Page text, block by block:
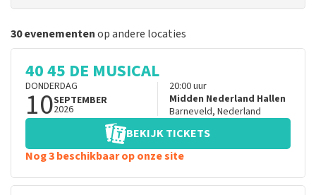
30 evenementenop andere locaties
40 45 DE MUSICAL
DONDERDAG
10SEPTEMBER
2026
20:00uur
Midden Nederland Hallen
Barneveld, Nederland
BEKIJK TICKETS
Nog 3 beschikbaar op onze site